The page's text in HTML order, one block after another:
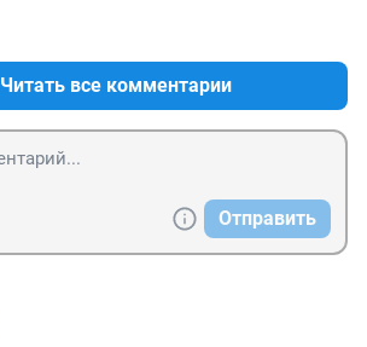
Читать все комментарии
Отправить